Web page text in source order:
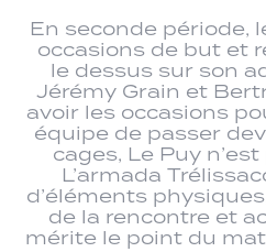
En seconde période,
occasions de but et
le dessus sur son
Jérémy Grain et
avoir les occasions
équipe de passer
cages, Le Puy
L’armada
d’éléments
de la rencontre et
mérite le point du